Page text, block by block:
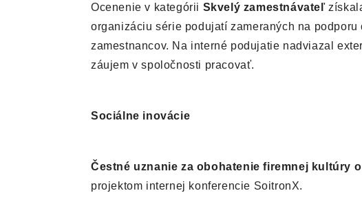
Ocenenie v kategórii Skvelý zamestnávateľ
organizáciu série podujatí zameraných na
zamestnancov. Na interné podujatie nadviazal
záujem v spoločnosti pracovať.
Sociálne inovácie
Čestné uznanie za obohatenie firemnej kultúry
projektom internej konferencie SoitronX.